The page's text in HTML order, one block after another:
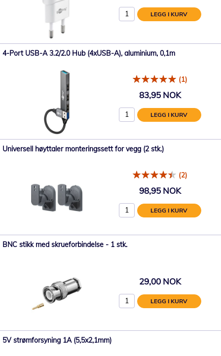
LEGG I KURV
4-Port USB-A 3.2/2.0 Hub (4xUSB-A), aluminium, 0,1m
(1)
83,95 NOK
LEGG I KURV
Universell høyttaler monteringssett for vegg (2 stk.)
(2)
98,95 NOK
LEGG I KURV
BNC stikk med skrueforbindelse - 1 stk.
29,00 NOK
LEGG I KURV
5V strømforsyning 1A (5,5x2,1mm)